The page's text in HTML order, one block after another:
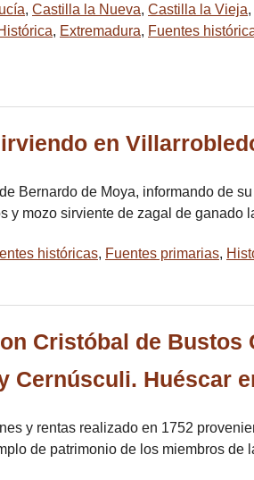
, Castilla la Nueva, Castilla la Vieja,
, Extremadura, Fuentes
en
Bernardo de Moya, informando de
y mozo sirviente de zagal de ganado
históricas, Fuentes primarias,
Cristóbal de
Cernúsculi. Huéscar
y rentas realizado en 1752
de patrimonio de los miembros de